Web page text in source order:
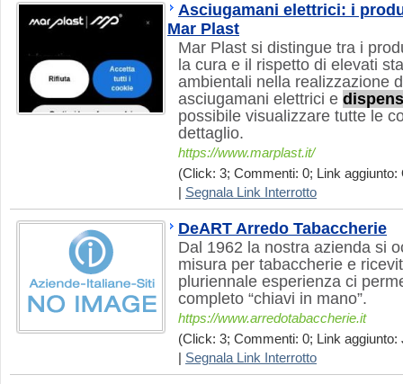
Asciugamani elettrici: i
Mar Plast
Mar Plast si distingue tra i
la cura e il rispetto di elevati
ambientali nella realizzazione
asciugamani elettrici e
possibile visualizzare tutte le
dettaglio.
https://www.marplast.it/
(Click: 3; Commenti: 0; Link aggiunto:
Segnala Link Interrotto
DeART Arredo Tabaccherie
Dal 1962 la nostra azienda si
misura per tabaccherie e
pluriennale esperienza ci
completo “chiavi in mano”.
https://www.arredotabaccherie.it
(Click: 3; Commenti: 0; Link aggiunto:
Segnala Link Interrotto